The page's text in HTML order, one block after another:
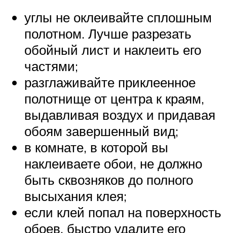
углы не оклеивайте сплошным
полотном. Лучше разрезать
обойный лист и наклеить его
частями;
разглаживайте приклеенное
полотнище от центра к краям,
выдавливая воздух и придавая
обоям завершенный вид;
в комнате, в которой вы
наклеиваете обои, не должно
быть сквозняков до полного
высыхания клея;
если клей попал на поверхность
обоев, быстро удалите его